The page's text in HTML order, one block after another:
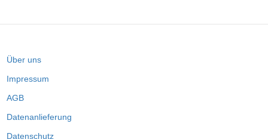
Über uns
Impressum
AGB
Datenanlieferung
Datenschutz